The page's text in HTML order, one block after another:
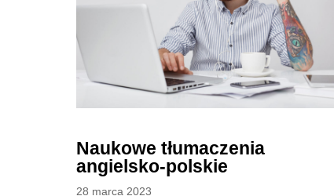
Naukowe tłumaczenia
angielsko-polskie
Posted
28 marca 2023